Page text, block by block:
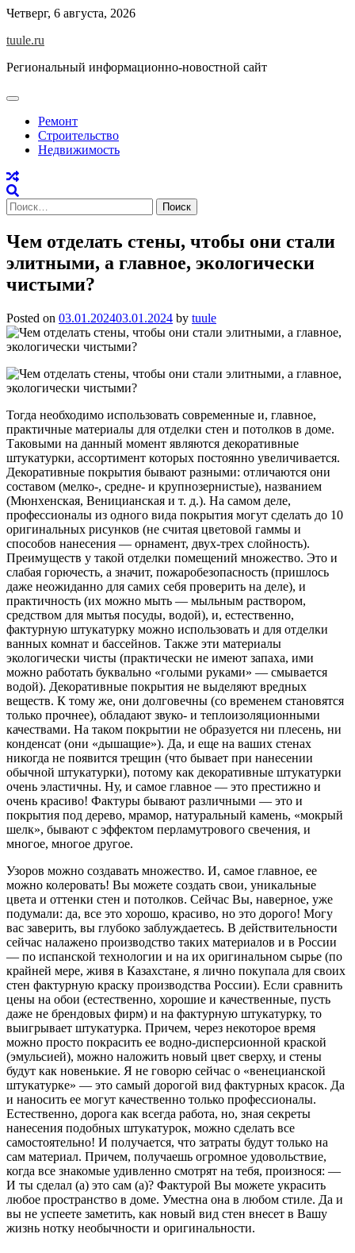
Skip
content
Четверг, 6 августа, 2026
tuule.ru
Региональный информационно-новостной сайт
Ремонт
Строительство
Недвижимость
Найти:
Чем отделать стены, чтобы они стали
элитными, а главное, экологически
чистыми?
Posted on 03.01.202403.01.2024 by tuule
Тогда необходимо использовать современные и, главное,
практичные материалы для отделки стен и потолков в доме.
Таковыми на данный момент являются декоративные
штукатурки, ассортимент которых постоянно увеличивается.
Декоративные покрытия бывают разными: отличаются они
составом (мелко-, средне- и крупнозернистые), названием
(Мюнхенская, Веницианская и т. д.). На самом деле,
профессионалы из одного вида покрытия могут сделать до 10
оригинальных рисунков (не считая цветовой гаммы и
способов нанесения — орнамент, двух-трех слойность).
Преимуществ у такой отделки помещений множество. Это и
слабая горючесть, а значит, пожаробезопасность (пришлось
даже неожиданно для самих себя проверить на деле), и
практичность (их можно мыть — мыльным раствором,
средством для мытья посуды, водой), и, естественно,
фактурную штукатурку можно использовать и для отделки
ванных комнат и бассейнов. Также эти материалы
экологически чисты (практически не имеют запаха, ими
можно работать буквально «голыми руками» — смывается
водой). Декоративные покрытия не выделяют вредных
веществ. К тому же, они долговечны (со временем становятся
только прочнее), обладают звуко- и теплоизоляционными
качествами. На таком покрытии не образуется ни плесень, ни
конденсат (они «дышащие»). Да, и еще на ваших стенах
никогда не появится трещин (что бывает при нанесении
обычной штукатурки), потому как декоративные штукатурки
очень эластичны. Ну, и самое главное — это престижно и
очень красиво! Фактуры бывают различными — это и
покрытия под дерево, мрамор, натуральный камень, «мокрый
шелк», бывают с эффектом перламутрового свечения, и
многое, многое другое.
Узоров можно создавать множество. И, самое главное, ее
можно колеровать! Вы можете создать свои, уникальные
цвета и оттенки стен и потолков. Сейчас Вы, наверное, уже
подумали: да, все это хорошо, красиво, но это дорого! Могу
вас заверить, вы глубоко заблуждаетесь. В действительности
сейчас налажено производство таких материалов и в России
— по испанской технологии и на их оригинальном сырье (по
крайней мере, живя в Казахстане, я лично покупала для своих
стен фактурную краску производства России). Если сравнить
цены на обои (естественно, хорошие и качественные, пусть
даже не брендовых фирм) и на фактурную штукатурку, то
выигрывает штукатурка. Причем, через некоторое время
можно просто покрасить ее водно-дисперсионной краской
(эмульсией), можно наложить новый цвет сверху, и стены
будут как новенькие. Я не говорю сейчас о «венецианской
штукатурке» — это самый дорогой вид фактурных красок. Да
и наносить ее могут качественно только профессионалы.
Естественно, дорога как всегда работа, но, зная секреты
нанесения подобных штукатурок, можно сделать все
самостоятельно! И получается, что затраты будут только на
сам материал. Причем, получаешь огромное удовольствие,
когда все знакомые удивленно смотрят на тебя, произнося: —
И ты сделал (а) это сам (а)? Фактурой Вы можете украсить
любое пространство в доме. Уместна она в любом стиле. Да и
вы не успеете заметить, как новый вид стен внесет в Вашу
жизнь нотку необычности и оригинальности.